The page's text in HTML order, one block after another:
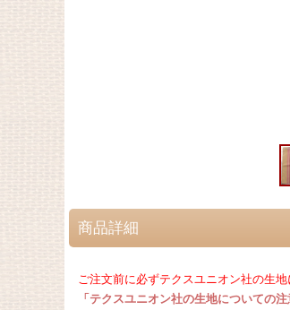
商品詳細
ご注文前に必ずテクスユニオン社の生
「テクスユニオン社の生地についての注